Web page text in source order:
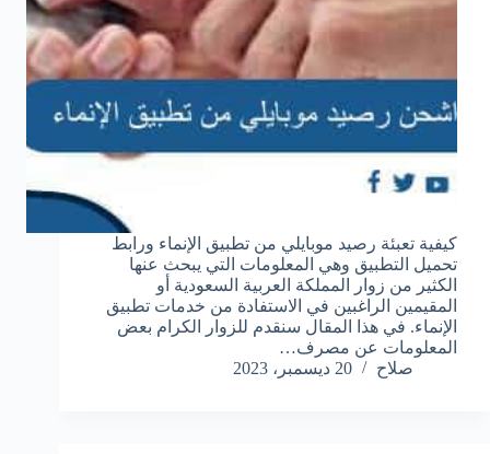
كيفية تعبئة رصيد موبايلي من تطبيق الإنماء ورابط
تحميل التطبيق وهي المعلومات التي يبحث عنها
الكثير من زوار المملكة العربية السعودية أو
المقيمين الراغبين في الاستفادة من خدمات تطبيق
الإنماء. في هذا المقال سنقدم للزوار الكرام بعض
المعلومات عن مصرف…
صلاح
20 ديسمبر، 2023